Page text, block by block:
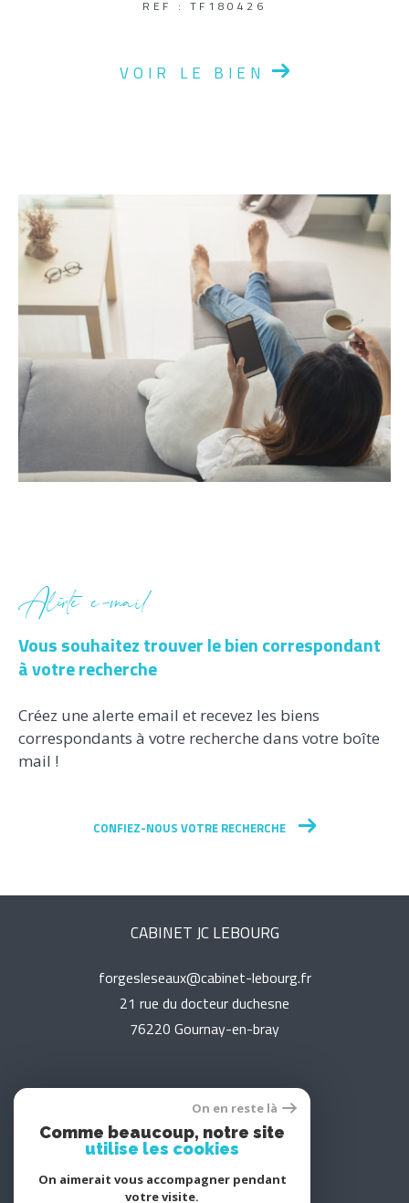
REF : TF180426
VOIR LE BIEN
Alerte e-mail
Vous souhaitez trouver le bien correspondant
à votre recherche
Créez une alerte email et recevez les biens
correspondants à votre recherche dans votre boîte
mail !
CONFIEZ-NOUS VOTRE RECHERCHE
CABINET JC LEBOURG
forgesleseaux@cabinet-lebourg.fr
21 rue du docteur duchesne
76220
gournay-en-bray
Adhérents
On en reste là
Comme beaucoup, notre site
utilise les cookies
On aimerait vous accompagner pendant
votre visite.